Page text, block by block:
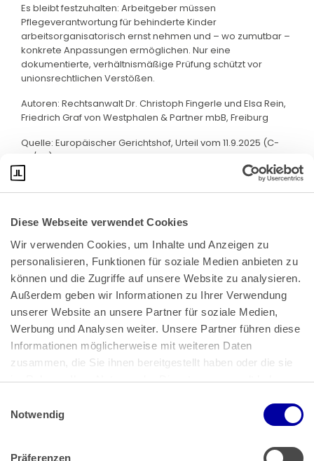
Diese Webseite verwendet Cookies
Wir verwenden Cookies, um Inhalte und Anzeigen zu
personalisieren, Funktionen für soziale Medien anbieten zu
können und die Zugriffe auf unsere Website zu analysieren.
Außerdem geben wir Informationen zu Ihrer Verwendung
unserer Website an unsere Partner für soziale Medien,
Werbung und Analysen weiter. Unsere Partner führen diese
Informationen möglicherweise mit weiteren Daten
zusammen, die Sie ihnen bereitgestellt haben oder die sie
im Rahmen Ihrer Nutzung der Dienste gesammelt haben.
Impressum
Notwendig
Präferenzen
Es bleibt festzuhalten: Arbeitgeber müssen
Pflegeverantwortung für behinderte Kinder
arbeitsorganisatorisch ernst nehmen und – wo zumutbar –
konkrete Anpassungen ermöglichen. Nur eine
dokumentierte, verhältnismäßige Prüfung schützt vor
unionsrechtlichen Verstößen.
Autoren: Rechtsanwalt Dr. Christoph Fingerle und Elsa Rein,
Friedrich Graf von Westphalen & Partner mbB, Freiburg
Quelle: Europäischer Gerichtshof, Urteil vom 11.9.2025 (C-
38/24)
Bundeskanzlerplatz 2
53113 Bonn
Pressemitteilungen|AGB
Impressum|Datenschutz